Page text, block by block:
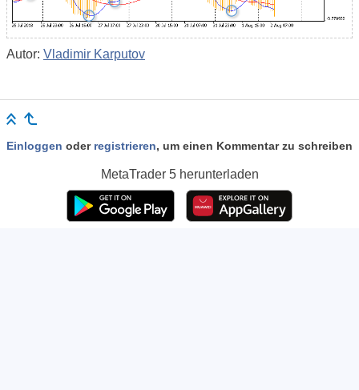
Autor: Vladimir Karputov
Einloggen oder registrieren, um einen Kommentar zu schreiben
MetaTrader 5herunterladen